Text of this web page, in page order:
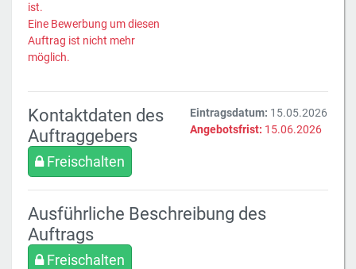
ist.
Eine Bewerbung um diesen
Auftrag ist nicht mehr
möglich.
Kontaktdaten des
Auftraggebers
Freischalten
Eintragsdatum: 15.05.2026
Angebotsfrist: 15.06.2026
Ausführliche Beschreibung des
Auftrags
Freischalten